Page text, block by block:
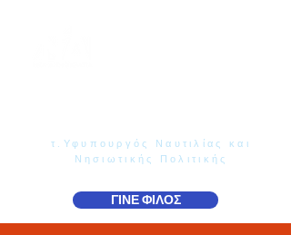
τ.Υφυπουργός Ναυτιλίας και
Νησιωτικής Πολιτικής
ΓΙΝΕ ΦΙΛΟΣ